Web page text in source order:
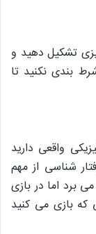
تشکیل دهید و
بندی نکنید تا
واقعی دارید
شناسی از مهم
برد اما در بازی
بازی می کنید